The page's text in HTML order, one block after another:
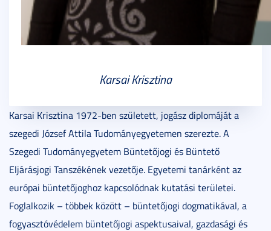
Karsai Krisztina
Karsai Krisztina 1972-ben született, jogász diplomáját a
szegedi József Attila Tudományegyetemen szerezte. A
Szegedi Tudományegyetem Büntetőjogi és Büntető
Eljárásjogi Tanszékének vezetője. Egyetemi tanárként az
európai büntetőjoghoz kapcsolódnak kutatási területei.
Foglalkozik – többek között – büntetőjogi dogmatikával, a
fogyasztóvédelem büntetőjogi aspektusaival, gazdasági és